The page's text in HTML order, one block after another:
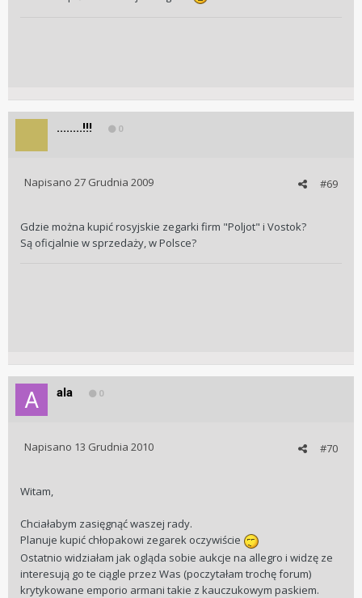
........!!! 0
#69
Napisano 27 Grudnia 2009
Gdzie można kupić rosyjskie zegarki firm "Poljot" i Vostok?
Są oficjalnie w sprzedaży, w Polsce?
ala 0
#70
Napisano 13 Grudnia 2010
Witam,
Chciałabym zasięgnąć waszej rady.
Planuje kupić chłopakowi zegarek oczywiście
Ostatnio widziałam jak ogląda sobie aukcje na allegro i widzę ze
interesują go te ciągle przez Was (poczytałam trochę forum)
krytykowane emporio armani takie z kauczukowym paskiem.